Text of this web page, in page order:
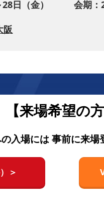
日（金）
阪
会期：
【来場希望の方
入場には 事前に来場
＞